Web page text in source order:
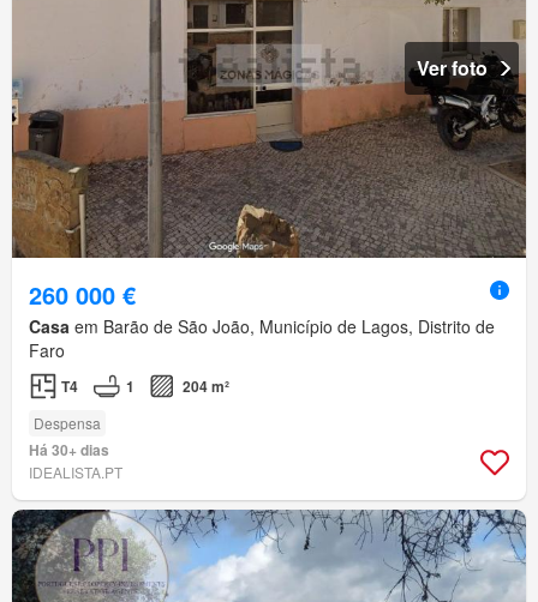
Ver foto
260 000 €
Casa em Barão de São João, Município de Lagos, Distrito de
Faro
T4 1 204 m²
Despensa
Há 30+ dias
IDEALISTA.PT